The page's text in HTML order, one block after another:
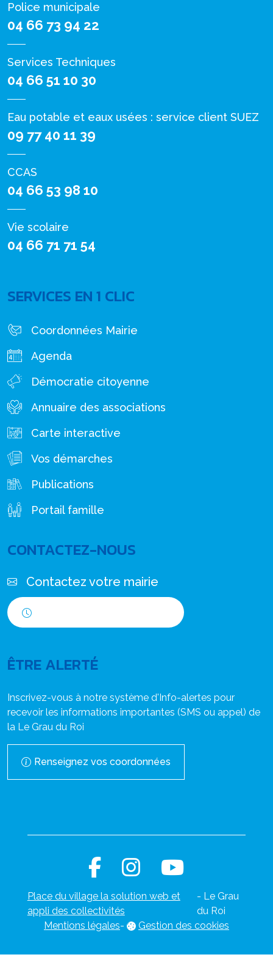
Police municipale
04 66 73 94 22
Services Techniques
04 66 51 10 30
Eau potable et eaux usées : service client SUEZ
09 77 40 11 39
CCAS
04 66 53 98 10
Vie scolaire
04 66 71 71 54
SERVICES EN 1 CLIC
Coordonnées Mairie
Agenda
Démocratie citoyenne
Annuaire des associations
Carte interactive
Vos démarches
Publications
Portail famille
CONTACTEZ-NOUS
Contactez votre mairie
ÊTRE ALERTÉ
Inscrivez-vous à notre système d'Info-alertes pour
recevoir les informations importantes (SMS ou appel) de
la Le Grau du Roi
Renseignez vos coordonnées
Place du village la solution web et
appli des collectivités
- Le Grau
du Roi
Mentions légales- Gestion des cookies